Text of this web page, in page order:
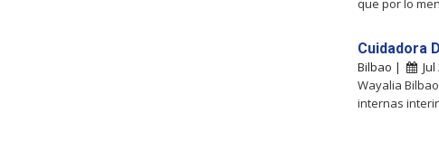
que por lo
Cuidadora
Bilbao |
Jul
Wayalia
internas